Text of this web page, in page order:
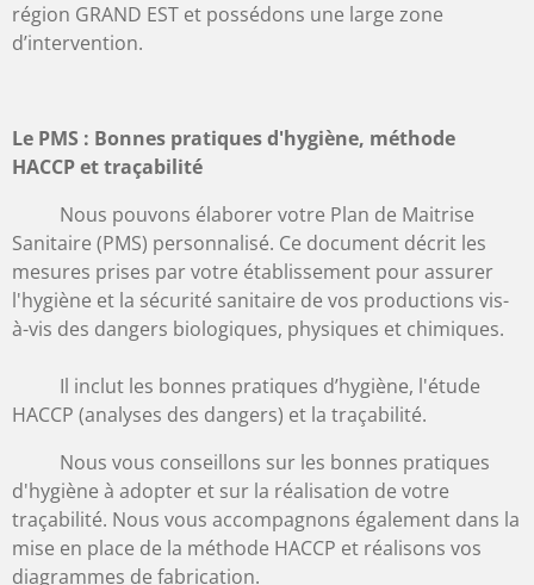
région GRAND EST et possédons une large zone
d’intervention.
Le PMS : Bonnes pratiques d'hygiène, méthode
HACCP et traçabilité
Nous pouvons élaborer votre Plan de Maitrise
Sanitaire (PMS) personnalisé. Ce document décrit les
mesures prises par votre établissement pour assurer
l'hygiène et la sécurité sanitaire de vos productions vis-
à-vis des dangers biologiques, physiques et chimiques.
Il inclut les bonnes pratiques d’hygiène, l'étude
HACCP (analyses des dangers) et la traçabilité.
Nous vous conseillons sur les bonnes pratiques
d'hygiène à adopter et sur la réalisation de votre
traçabilité. Nous vous accompagnons également dans la
mise en place de la méthode HACCP et réalisons vos
diagrammes de fabrication.